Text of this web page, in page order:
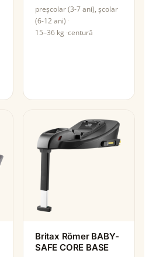
preșcolar (3-7 ani), școlar
(6-12 ani)
15–36 kg centură
Britax Römer BABY-
SAFE CORE BASE